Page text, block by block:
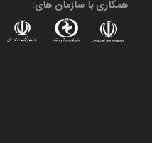
همکاری با سازمان های: